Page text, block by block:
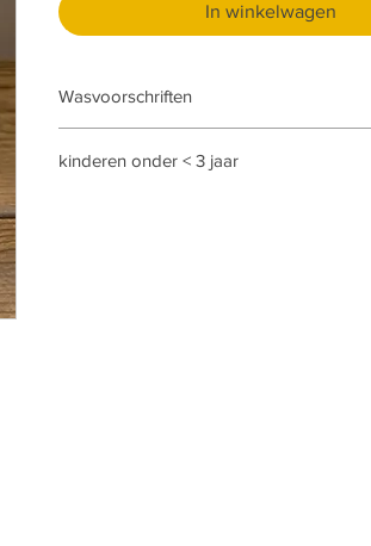
In winkelwagen
Wasvoorschriften
kinderen onder < 3 jaar